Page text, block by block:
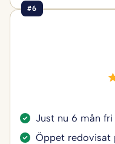
#6
Just nu 6 mån
Öppet redovisat